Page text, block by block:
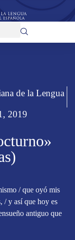
de la Lengua
2019
/ que oyó mis
/ y así que hoy es
antiguo que